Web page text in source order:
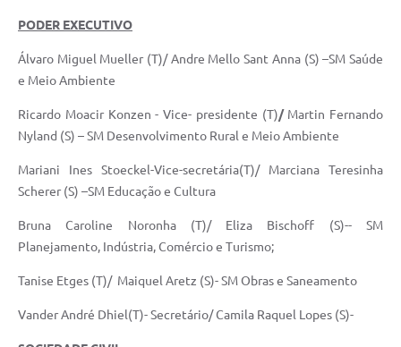
PODER EXECUTIVO
Álvaro Miguel Mueller (T)/ Andre Mello Sant Anna (S) –SM Saúde
e Meio Ambiente
Ricardo Moacir Konzen - Vice- presidente (T)/ Martin Fernando
Nyland (S) – SM Desenvolvimento Rural e Meio Ambiente
Mariani Ines Stoeckel-Vice-secretária(T)/ Marciana Teresinha
Scherer (S) –SM Educação e Cultura
Bruna Caroline Noronha (T)/ Eliza Bischoff (S)-- SM
Planejamento, Indústria, Comércio e Turismo;
Tanise Etges (T)/ Maiquel Aretz (S)- SM Obras e Saneamento
Vander André Dhiel(T)- Secretário/ Camila Raquel Lopes (S)-